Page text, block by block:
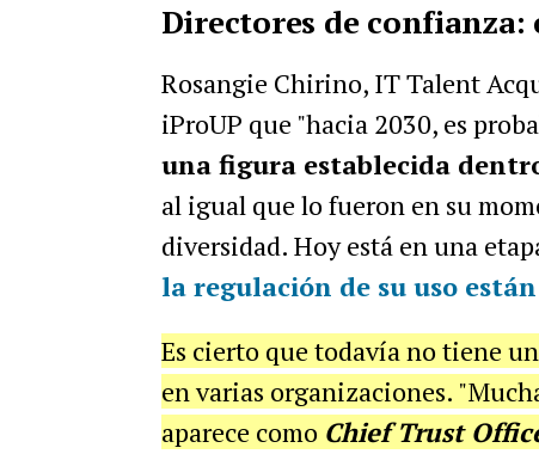
Directores de confianza:
Rosangie Chirino, IT Talent
iProUP que "hacia 2030, es
una figura establecida
al igual que lo fueron en su
diversidad. Hoy está en una
la regulación de su uso
Es cierto que todavía no tiene
en varias organizaciones.
aparece como Chief Trust